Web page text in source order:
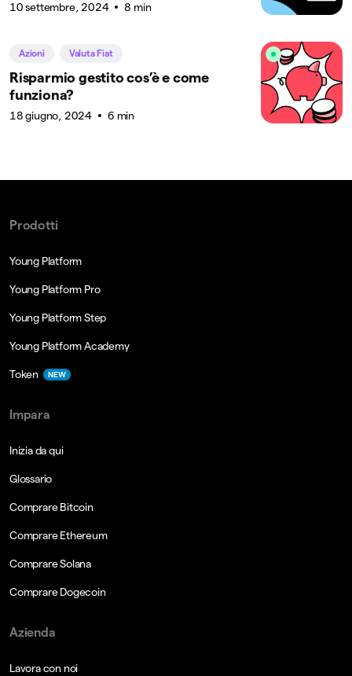
10 settembre, 2024 8 min
Azioni Valuta Fiat
Risparmio gestito cos’è e come
funziona?
18 giugno, 2024 6 min
Prodotti
Young Platform
Young Platform Pro
Young Platform Step
Young Platform Academy
Token NEW
Impara
Inizia da qui
Glossario
Comprare Bitcoin
Comprare Ethereum
Comprare Solana
Comprare Dogecoin
Azienda
Lavora con noi